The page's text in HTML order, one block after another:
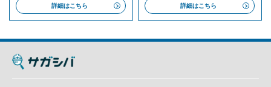
詳細はこちら 詳細はこちら